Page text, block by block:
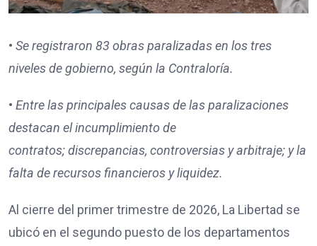
• Se registraron 83 obras paralizadas en los tres
niveles de gobierno, según la Contraloría.
• Entre las principales causas de las paralizaciones
destacan el incumplimiento de
contratos;discrepancias, controversias y arbitraje; yla
falta de recursos financieros y liquidez.
Al cierre del primer trimestre de 2026, La Libertad se
ubicó en el segundo puesto de los departamentos